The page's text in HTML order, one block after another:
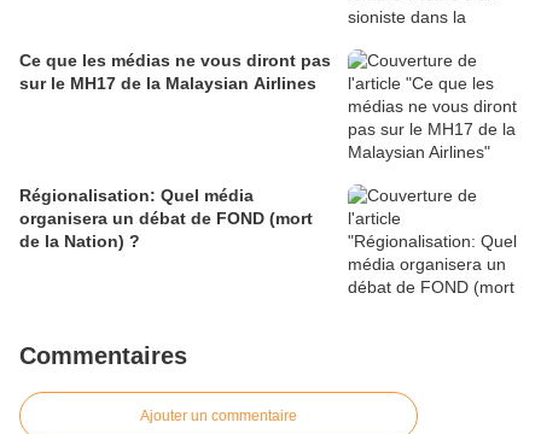
Ce que les médias ne vous diront pas
sur le MH17 de la Malaysian Airlines
Régionalisation: Quel média
organisera un débat de FOND (mort
de la Nation) ?
Commentaires
Ajouter un commentaire